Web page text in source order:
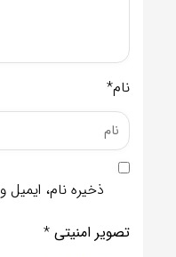
نام*
ذخیره نام،
تصویر امنیتی *